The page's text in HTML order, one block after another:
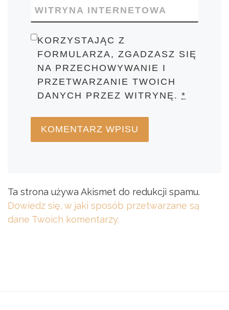
WITRYNA INTERNETOWA
KORZYSTAJĄC Z
FORMULARZA, ZGADZASZ SIĘ
NA PRZECHOWYWANIE I
PRZETWARZANIE TWOICH
DANYCH PRZEZ WITRYNĘ.*
Ta strona używa Akismet do redukcji spamu.
Dowiedz się, w jaki sposób przetwarzane są
dane Twoich komentarzy.